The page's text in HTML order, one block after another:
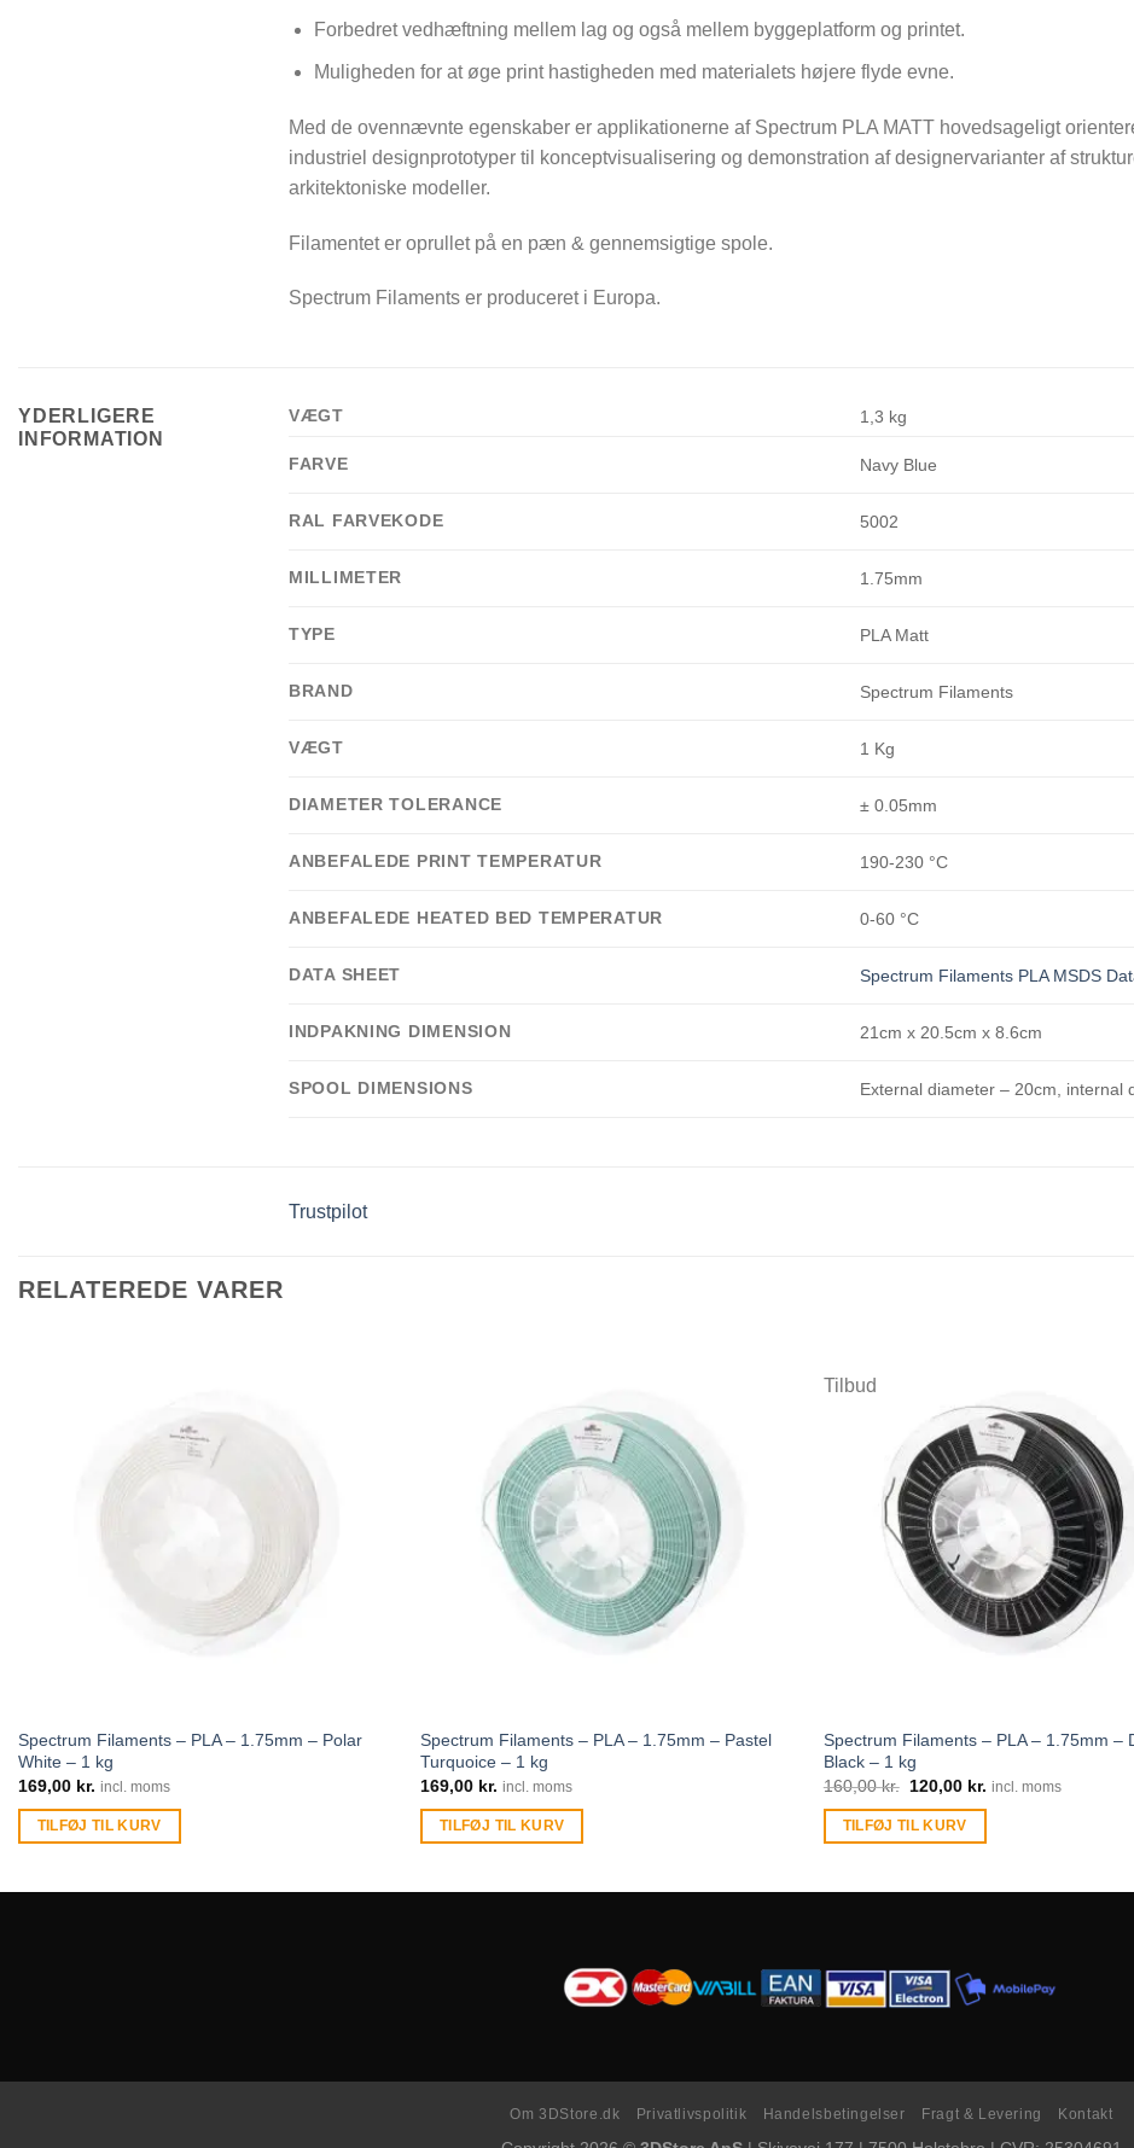
Forbedret vedhæftning mellem lag og også mellem byggeplatform og printet.
Muligheden for at øge print hastigheden med materialets højere flyde evne.
Med de ovennævnte egenskaber er applikationerne af Spectrum PLA MATT hovedsageligt
industriel designprototyper til konceptvisualisering og demonstration af designervarianter af
arkitektoniske modeller.
Filamentet er oprullet på en pæn & gennemsigtige spole.
Spectrum Filaments er produceret i Europa.
YDERLIGERE
INFORMATION
VÆGT 1,3 kg
FARVE Navy Blue
RAL FARVEKODE 5002
MILLIMETER 1.75mm
TYPE PLA Matt
BRAND Spectrum Filaments
VÆGT 1 Kg
DIAMETER TOLERANCE ± 0.05mm
ANBEFALEDE PRINT TEMPERATUR 190-230 °C
ANBEFALEDE HEATED BED TEMPERATUR 0-60 °C
DATA SHEET Spectrum Filaments PLA MSDS
INDPAKNING DIMENSION 21cm x 20.5cm x 8.6cm
SPOOL DIMENSIONS External diameter – 20cm, internal
Trustpilot
RELATEREDE VARER
Spectrum Filaments – PLA – 1.75mm – Polar
White – 1 kg
169,00 kr. incl. moms
TILFØJ TIL KURV
Spectrum Filaments – PLA – 1.75mm – Pastel
Turquoice – 1 kg
169,00 kr. incl. moms
TILFØJ TIL KURV
Tilbud
Spectrum Filaments – PLA – 1.75mm –
Black – 1 kg
160,00kr. 120,00 kr. incl. moms
TILFØJ TIL KURV
Om 3DStore.dk Privatlivspolitik Handelsbetingelser Fragt & Levering Kontakt